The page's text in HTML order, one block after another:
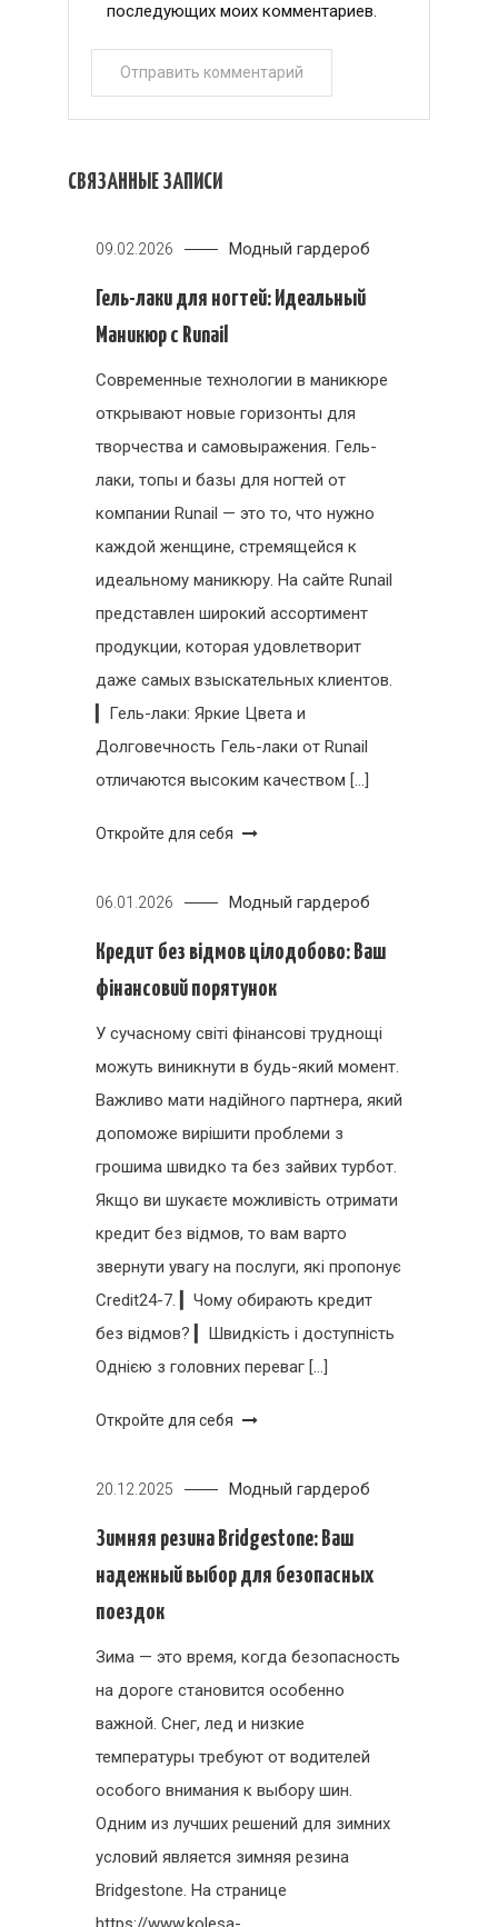
последующих моих комментариев.
СВЯЗАННЫЕ ЗАПИСИ
09.02.2026 Модный гардероб
Гель-лаки для ногтей: Идеальный
Маникюр с Runail
Современные технологии в маникюре
открывают новые горизонты для
творчества и самовыражения. Гель-
лаки, топы и базы для ногтей от
компании Runail — это то, что нужно
каждой женщине, стремящейся к
идеальному маникюру. На сайте Runail
представлен широкий ассортимент
продукции, которая удовлетворит
даже самых взыскательных клиентов.
▎Гель-лаки: Яркие Цвета и
Долговечность Гель-лаки от Runail
отличаются высоким качеством […]
Откройте для себя
06.01.2026 Модный гардероб
Кредит без відмов цілодобово: Ваш
фінансовий порятунок
У сучасному світі фінансові труднощі
можуть виникнути в будь-який момент.
Важливо мати надійного партнера, який
допоможе вирішити проблеми з
грошима швидко та без зайвих турбот.
Якщо ви шукаєте можливість отримати
кредит без відмов, то вам варто
звернути увагу на послуги, які пропонує
Credit24-7. ▎Чому обирають кредит
без відмов? ▎Швидкість і доступність
Однією з головних переваг […]
Откройте для себя
20.12.2025 Модный гардероб
Зимняя резина Bridgestone: Ваш
надежный выбор для безопасных
поездок
Зима — это время, когда безопасность
на дороге становится особенно
важной. Снег, лед и низкие
температуры требуют от водителей
особого внимания к выбору шин.
Одним из лучших решений для зимних
условий является зимняя резина
Bridgestone. На странице